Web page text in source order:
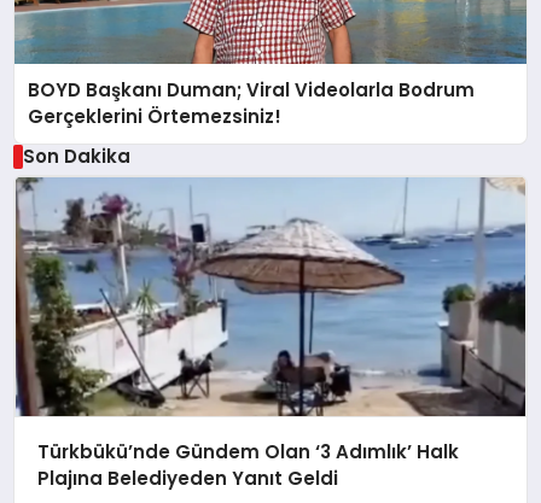
BOYD Başkanı Duman; Viral Videolarla Bodrum
Gerçeklerini Örtemezsiniz!
Son Dakika
Türkbükü’nde Gündem Olan ‘3 Adımlık’ Halk
Plajına Belediyeden Yanıt Geldi